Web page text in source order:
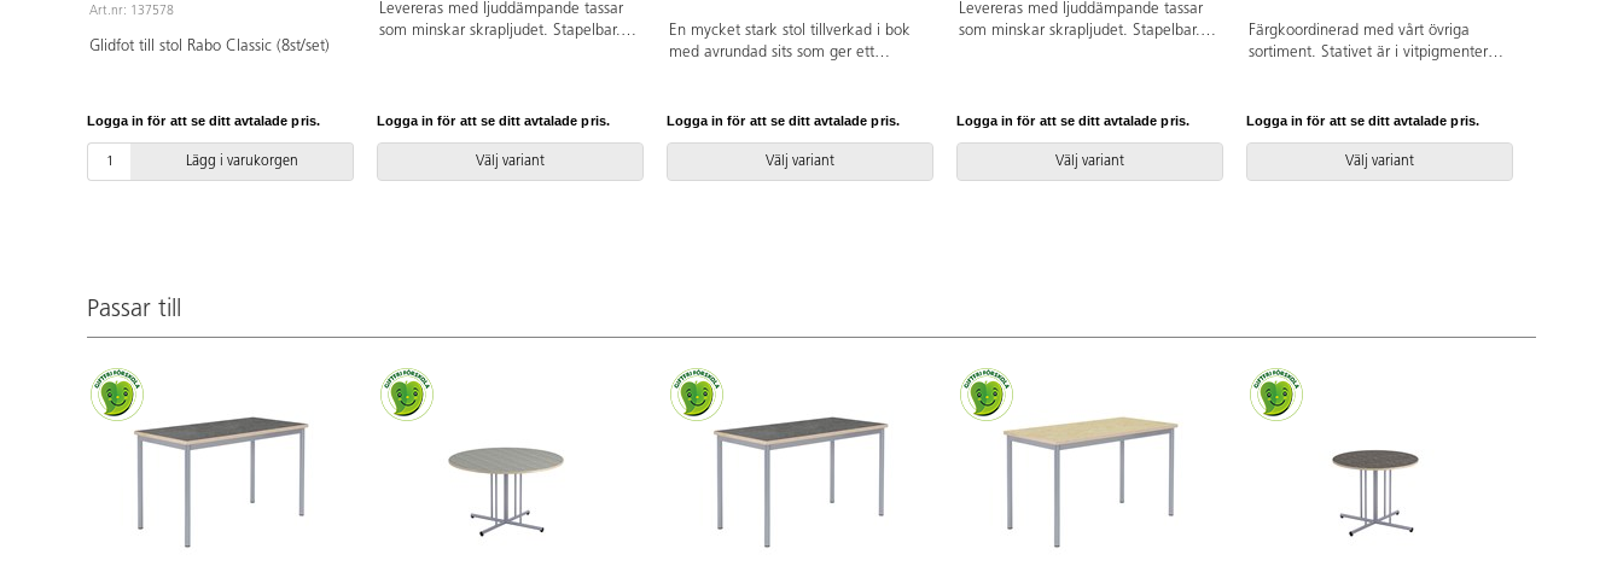
Art.nr: 137578
Glidfot till stol Rabo Classic (8st/set)
Logga in för att se ditt avtalade pris.
Lägg i varukorgen
Levereras med ljuddämpande tassar
som minskar skrapljudet. Stapelbar.
Logga in för att se ditt avtalade pris.
Välj variant
En mycket stark stol tillverkad i bok
med avrundad sits som ger ett
skrapljudet. Sitsmått: 33x33 cm. Vikt
4,5 kg.
Logga in för att se ditt avtalade pris.
Välj variant
Levereras med ljuddämpande tassar
som minskar skrapljudet. Stapelbar.
Logga in för att se ditt avtalade pris.
Välj variant
Färgkoordinerad med vårt övriga
sortiment. Stativet är i vitpigmenterad
försedd med tysta glidtassar för en
lugnare miljö. Använd gärna vårt
upphängningsbeslag för att underlätta
städning. Sits: B34 D28 cm.
Logga in för att se ditt avtalade pris.
Välj variant
Passar till